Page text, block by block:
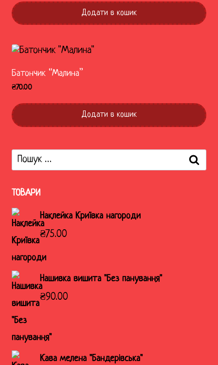
Додати в кошик
Батончик “Малина”
₴70.00
Додати в кошик
Пошук:
ТОВАРИ
Наклейка Криївка нагороди
₴75.00
Нашивка вишита "Без панування"
₴90.00
Кава мелена "Бандерівська"